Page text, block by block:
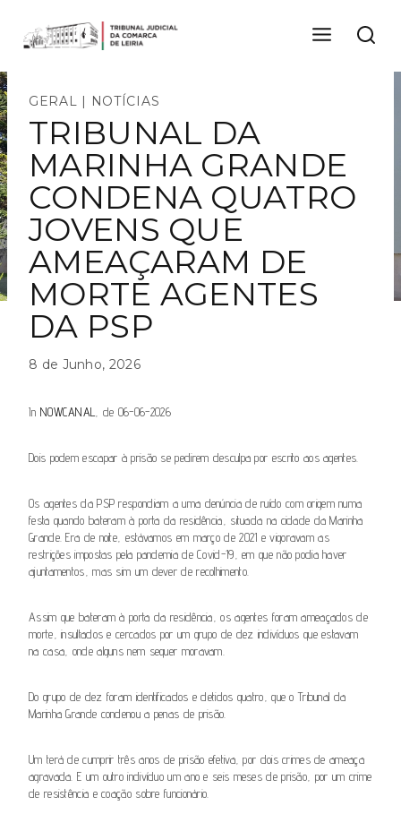
content
GERAL | NOTÍCIAS
TRIBUNAL DA
MARINHA GRANDE
CONDENA QUATRO
JOVENS QUE
AMEAÇARAM DE
MORTE AGENTES
DA PSP
8 de Junho, 2026
In NOWCANAL , de 06-06-2026
Dois podem escapar à prisão se pedirem desculpa por escrito aos agentes.
Os agentes da PSP respondiam a uma denúncia de ruído com origem numa
festa quando bateram à porta da residência, situada na cidade da Marinha
Grande. Era de noite, estávamos em março de 2021 e vigoravam as
restrições impostas pela pandemia de Covid-19, em que não podia haver
ajuntamentos, mas sim um dever de recolhimento.
Assim que bateram à porta da residência, os agentes foram ameaçados de
morte, insultados e cercados por um grupo de dez indivíduos que estavam
na casa, onde alguns nem sequer moravam.
Do grupo de dez foram identificados e detidos quatro, que o Tribunal da
Marinha Grande condenou a penas de prisão.
Um terá de cumprir três anos de prisão efetiva, por dois crimes de ameaça
agravada. E um outro indivíduo um ano e seis meses de prisão, por um crime
de resistência e coação sobre funcionário.